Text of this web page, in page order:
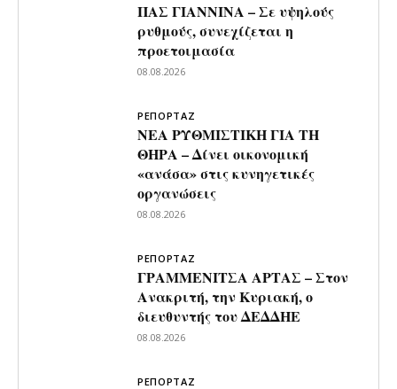
ΠΑΣ ΓΙΑΝΝΙΝΑ – Σε υψηλούς
ρυθμούς, συνεχίζεται η
προετοιμασία
08.08.2026
ΡΕΠΟΡΤΑΖ
ΝΕΑ ΡΥΘΜΙΣΤΙΚΗ ΓΙΑ ΤΗ
ΘΗΡΑ – Δίνει οικονομική
«ανάσα» στις κυνηγετικές
οργανώσεις
08.08.2026
ΡΕΠΟΡΤΑΖ
ΓΡΑΜΜΕΝΙΤΣΑ ΑΡΤΑΣ – Στον
Ανακριτή, την Κυριακή, ο
διευθυντής του ΔΕΔΔΗΕ
08.08.2026
ΡΕΠΟΡΤΑΖ